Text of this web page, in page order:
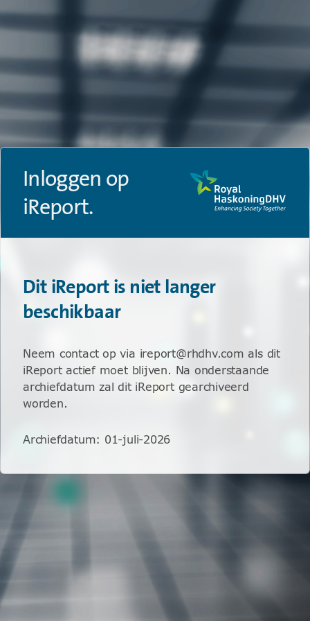
Inloggen op
iReport.
Dit iReport is niet langer
beschikbaar
Neem contact op via ireport@rhdhv.com als dit
iReport actief moet blijven. Na onderstaande
archiefdatum zal dit iReport gearchiveerd
worden.
Archiefdatum: 01-juli-2026